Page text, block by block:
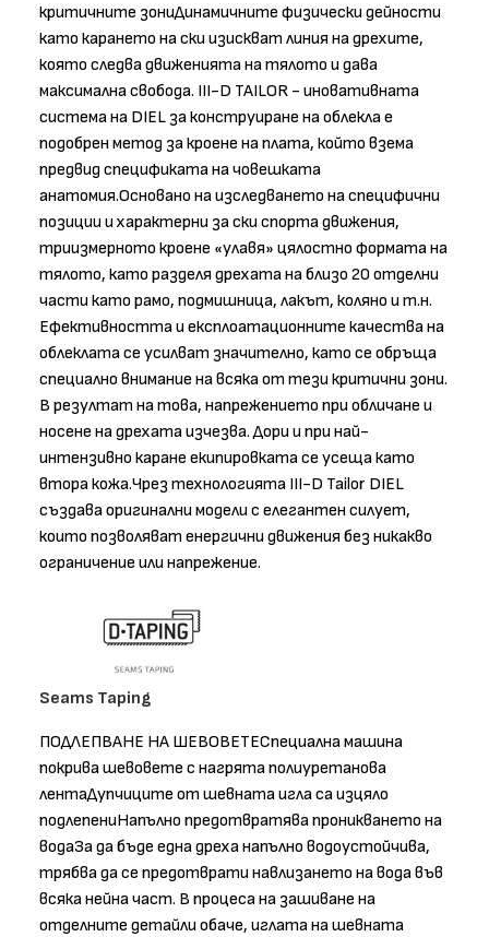
критичните зониДинамичните физически дейности
като карането на ски изискват линия на дрехите,
която следва движенията на тялото и дава
максимална свобода. III-D TAILOR - иновативната
система на DIEL за конструиране на облекла е
подобрен метод за кроене на плата, който взема
предвид спецификата на човешката
анатомия.Основано на изследването на специфични
позиции и характерни за ски спорта движения,
триизмерното кроене «улавя» цялостно формата на
тялото, като разделя дрехата на близо 20 отделни
части като рамо, подмишница, лакът, коляно и т.н.
Ефективността и експлоатационните качества на
облеклата се усилват значително, като се обръща
специално внимание на всяка от тези критични зони.
В резултат на това, напрежението при обличане и
носене на дрехата изчезва. Дори и при най-
интензивно каране екипировката се усеща като
втора кожа.Чрез технологията III-D Tailor DIEL
създава оригинални модели с елегантен силует,
които позволяват енергични движения без никакво
ограничение или напрежение.
Seams Taping
ПОДЛЕПВАНЕ НА ШЕВОВЕТЕСпециална машина
покрива шевовете с нагрята полиуретанова
лентаДупчиците от шевната игла са изцяло
подлепениНапълно предотвратява проникването на
водаЗа да бъде една дреха напълно водоустойчива,
трябва да се предотврати навлизането на вода във
всяка нейна част. В процеса на зашиване на
отделните детайли обаче, иглата на шевната